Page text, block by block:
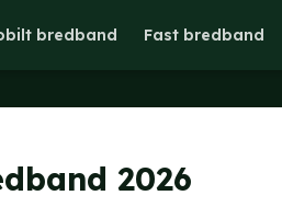
bredband Fast bredband
2026